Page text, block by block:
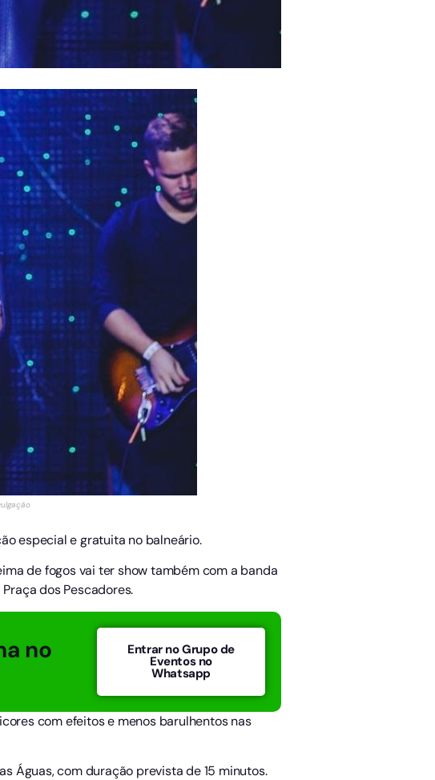
especial e gratuita no balneário.
de fogos vai ter show também com a banda
Praça dos Pescadores.
no Entrar no Grupo de
Eventos no
Whatsapp
com efeitos e menos barulhentos nas
Águas, com duração prevista de 15 minutos.